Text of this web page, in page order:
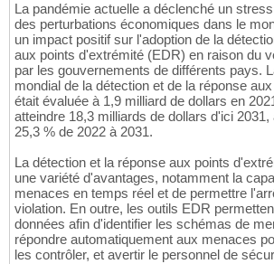
La pandémie actuelle a déclenché un
des perturbations économiques dans le
un impact positif sur l'adoption de la
aux points d'extrémité (EDR) en raison du
par les gouvernements de différents pays.
mondial de la détection et de la réponse
était évaluée à 1,9 milliard de dollars en
atteindre 18,3 milliards de dollars d'ici
25,3 % de 2022 à 2031.
La détection et la réponse aux points
une variété d'avantages, notamment la
menaces en temps réel et de permettre
violation. En outre, les outils EDR
données afin d'identifier les schémas de
répondre automatiquement aux menaces
les contrôler, et avertir le personnel de